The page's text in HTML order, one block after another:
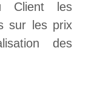
Client les
sur les prix
des